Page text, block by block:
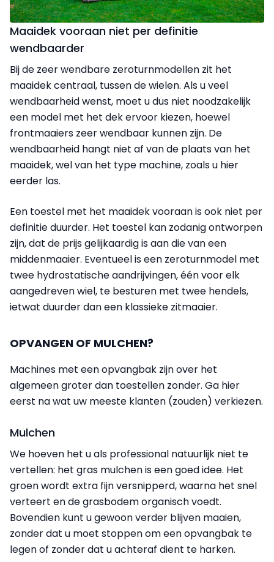
Maaidek vooraan niet per definitie
wendbaarder
Bij de zeer wendbare zeroturnmodellen zit het
maaidek centraal, tussen de wielen. Als u veel
wendbaarheid wenst, moet u dus niet noodzakelijk
een model met het dek ervoor kiezen, hoewel
frontmaaiers zeer wendbaar kunnen zijn. De
wendbaarheid hangt niet af van de plaats van het
maaidek, wel van het type machine, zoals u hier
eerder las.
Een toestel met het maaidek vooraan is ook niet per
definitie duurder. Het toestel kan zodanig ontworpen
zijn, dat de prijs gelijkaardig is aan die van een
middenmaaier. Eventueel is een zeroturnmodel met
twee hydrostatische aandrijvingen, één voor elk
aangedreven wiel, te besturen met twee hendels,
ietwat duurder dan een klassieke zitmaaier.
OPVANGEN OF MULCHEN?
Machines met een opvangbak zijn over het
algemeen groter dan toestellen zonder. Ga hier
eerst na wat uw meeste klanten (zouden) verkiezen.
Mulchen
We hoeven het u als professional natuurlijk niet te
vertellen: het gras mulchen is een goed idee. Het
groen wordt extra fijn versnipperd, waarna het snel
verteert en de grasbodem organisch voedt.
Bovendien kunt u gewoon verder blijven maaien,
zonder dat u moet stoppen om een opvangbak te
legen of zonder dat u achteraf dient te harken.